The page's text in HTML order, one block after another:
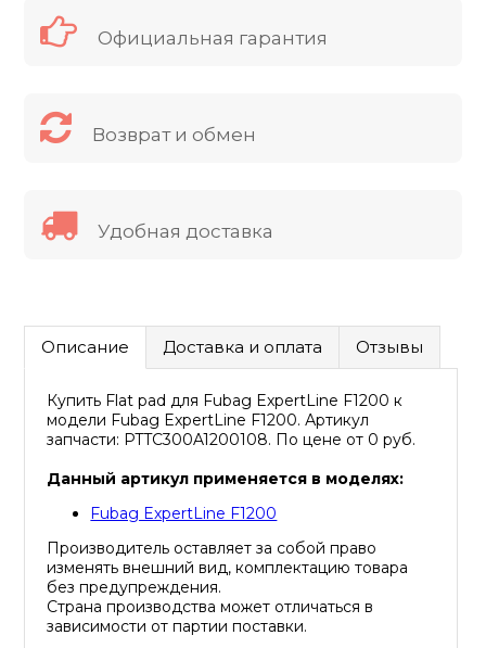
Официальная гарантия
Возврат и обмен
Удобная доставка
Описание Доставка и оплата Отзывы
Купить Flat pad для Fubag ExpertLine F1200 к
модели Fubag ExpertLine F1200. Артикул
запчасти: PTTC300A1200108. По цене от 0 руб.
Данный артикул применяется в моделях:
Fubag ExpertLine F1200
Производитель оставляет за собой право
изменять внешний вид, комплектацию товара
без предупреждения.
Страна производства может отличаться в
зависимости от партии поставки.